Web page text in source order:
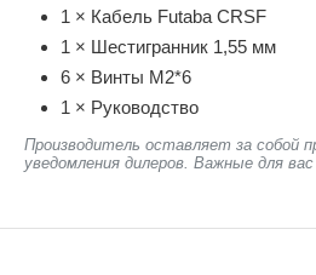
1 × Кабель Futaba CRSF
1 × Шестигранник 1,55 мм
6 × Винты M2*6
1 × Руководство
Производитель оставляет за собой
уведомления дилеров. Важные для